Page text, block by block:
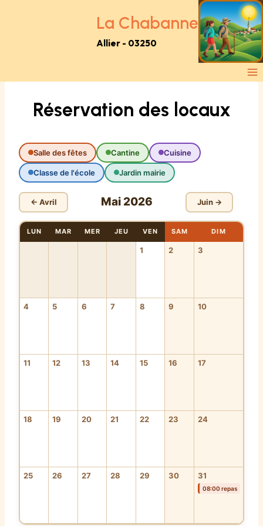
La Chabanne
Allier - 03250
Réservation des locaux
Salle des fêtes Cantine Cuisine
Classe de l'école Jardin mairie
← Avril Mai 2026 Juin →
LUN MAR MER JEU VEN SAM DIM
1 2 3
4 5 6 7 8 9 10
11 12 13 14 15 16 17
18 19 20 21 22 23 24
25 26 27 28 29 30 31
08:00 repas